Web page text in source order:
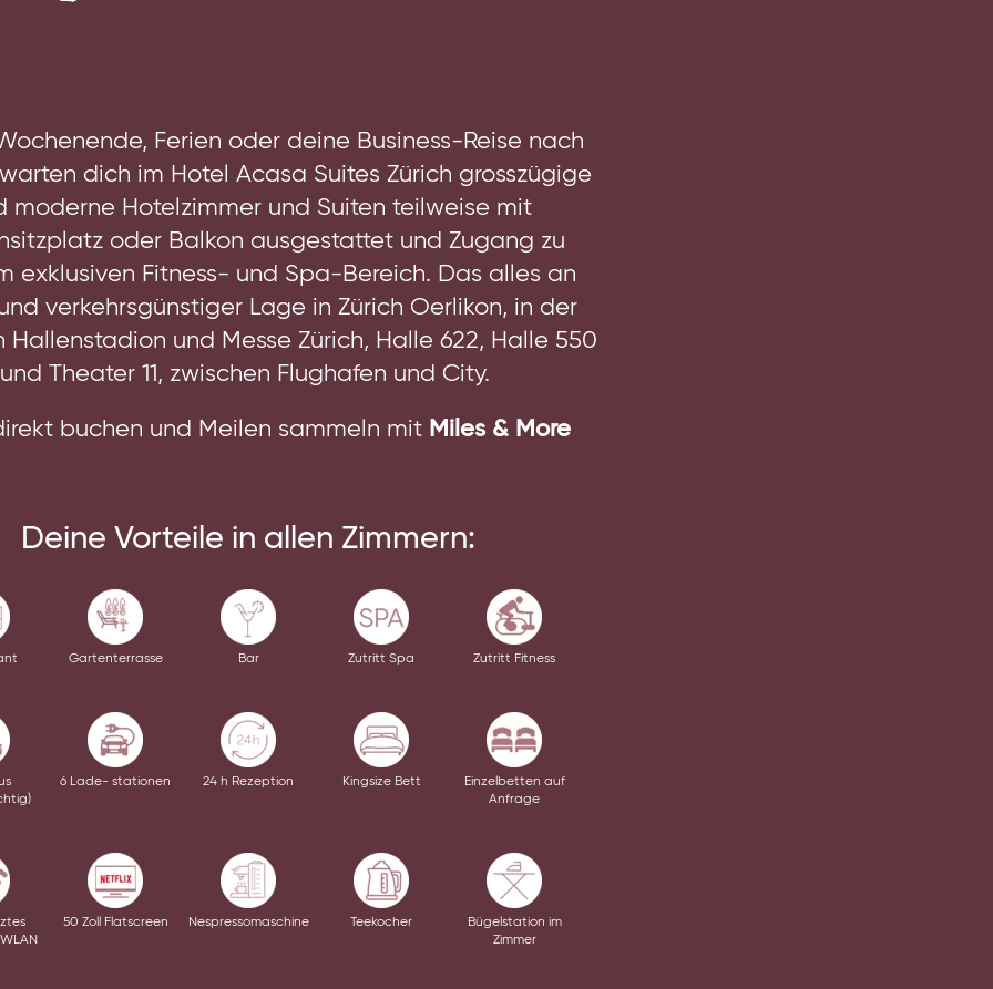
Ferien oder deine Business-Reise nach
dich im Hotel Acasa Suites Zürich grosszügige
moderne Hotelzimmer und Suiten teilweise mit
oder Balkon ausgestattet und Zugang zu
exklusiven Fitness- und Spa-Bereich. Das alles an
verkehrsgünstiger Lage in Zürich Oerlikon, in der
Hallenstadion und Messe Zürich, Halle 622, Halle 550
und Theater 11, zwischen Flughafen und City.
buchen und Meilen sammeln mit Miles & More
Deine Vorteile in allen Zimmern:
Gartenterrasse Bar Zutritt Spa Zutritt Fitness
6 Lade- stationen 24 h Rezeption Kingsize Bett
Einzelbetten auf
Anfrage
50 Zoll Flatscreen Nespresso­maschine Teekocher
Bügelstation im
Zimmer